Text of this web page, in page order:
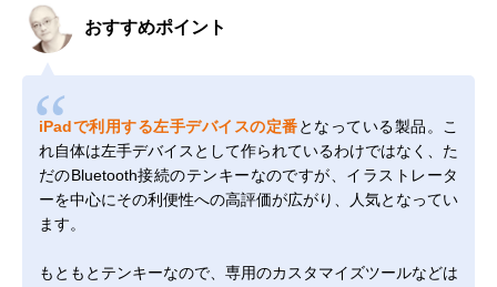
おすすめポイント
iPadで利用する左手デバイスの定番となっている製品。こ
れ自体は左手デバイスとして作られているわけではなく、た
だのBluetooth接続のテンキーなのですが、イラストレータ
ーを中心にその利便性への高評価が広がり、人気となってい
ます。
もともとテンキーなので、専用のカスタマイズツールなどは